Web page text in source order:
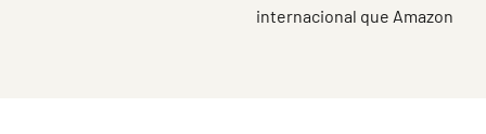
internacional que Amazon